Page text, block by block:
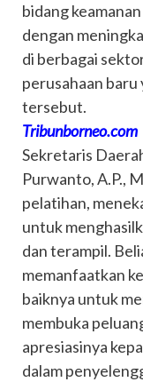
bidang
dengan
di berbagai
perusahaan
tersebut.
Tribunborneo.com
Sekretaris
Purwanto, A.P.,
pelatihan,
untuk
dan terampil.
memanfaatkan
baiknya untuk
membuka
apresiasinya
dalam